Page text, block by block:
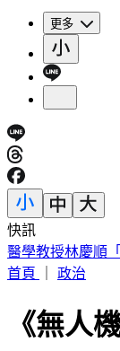
更多
快訊
醫學教授林慶順
首頁
政治
《無人